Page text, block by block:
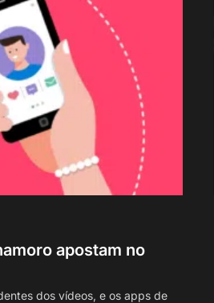
apostam no
dos vídeos, e os apps de